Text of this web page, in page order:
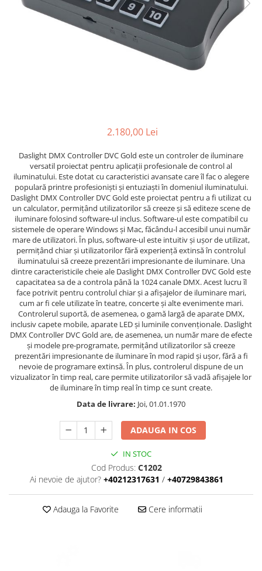
On ear
DAC
Tunere
Blu-ray Player
Platane
Accesorii
Boxe
Boxe de raft
Boxe de centru
Boxe exterior
Boxe tavan
Sisteme surround
Subwoofer
Boxe active
Soundbar
Pachete
Boxe de perete
Prolights
Cablu semnal echipat
Platane
Pupitre Mobile
Efecte de lumina cu LED
Masini Fum Ceata Baloane
Moving Heads & Scanners
Proiectoare Teatru si Scena
2.180,00 Lei
Daslight DMX Controller DVC Gold este un controler de iluminare
versatil proiectat pentru aplicații profesionale de control al
iluminatului. Este dotat cu caracteristici avansate care îl fac o alegere
populară printre profesioniști și entuziaști în domeniul iluminatului.
Daslight DMX Controller DVC Gold este proiectat pentru a fi utilizat cu
un calculator, permițând utilizatorilor să creeze și să editeze scene de
iluminare folosind software-ul inclus. Software-ul este compatibil cu
sistemele de operare Windows și Mac, făcându-l accesibil unui număr
mare de utilizatori. În plus, software-ul este intuitiv și ușor de utilizat,
permițând chiar și utilizatorilor fără experiență extinsă în controlul
iluminatului să creeze prezentări impresionante de iluminare. Una
dintre caracteristicile cheie ale Daslight DMX Controller DVC Gold este
capacitatea sa de a controla până la 1024 canale DMX. Acest lucru îl
face potrivit pentru controlul chiar și a afișajelor de iluminare mari,
cum ar fi cele utilizate în teatre, concerte și alte evenimente mari.
Controlerul suportă, de asemenea, o gamă largă de aparate DMX,
inclusiv capete mobile, aparate LED și luminile convenționale. Daslight
DMX Controller DVC Gold are, de asemenea, un număr mare de efecte
și modele pre-programate, permițând utilizatorilor să creeze
prezentări impresionante de iluminare în mod rapid și ușor, fără a fi
nevoie de programare extinsă. În plus, controlerul dispune de un
vizualizator în timp real, care permite utilizatorilor să vadă afișajele lor
de iluminare în timp real în timp ce sunt create.
Data de livrare: Joi, 01.01.1970
ADAUGA IN COS
IN STOC
Cod Produs: C1202
Ai nevoie de ajutor? +40212317631 / +40729843861
Adauga la Favorite Cere informatii